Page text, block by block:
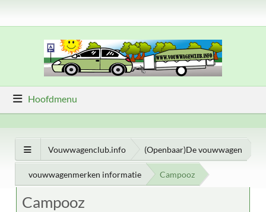
Hoofdmenu
Vouwwagenclub.info (Openbaar)De vouwwagen
vouwwagenmerken informatie Campooz
Campooz